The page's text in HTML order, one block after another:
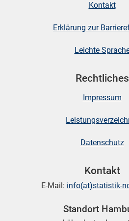
Kontakt
Erklärung zur
Leichte
Rechtliches
Impressum
Datenschutz
Kontakt
E-Mail: info(at)statistik-
Standort